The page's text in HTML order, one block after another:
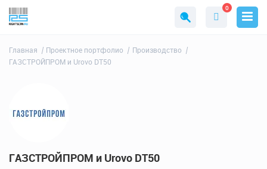
0
Главная Проектное портфолио
Производство
ГАЗСТРОЙПРОМ и Urovo DT50
ГАЗСТРОЙПРОМ и Urovo DT50